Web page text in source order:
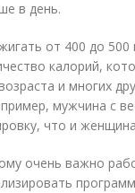
в день.
от 400 до
калорий,
и многих
мужчина с
что и
очень важно